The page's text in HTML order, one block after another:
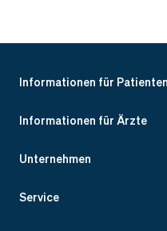
Informationen für Patienten
Informationen für Ärzte
Unternehmen
Service